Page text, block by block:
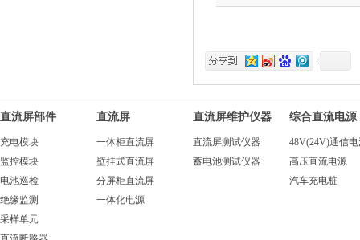
直流屏部件
充电模块
监控模块
电池巡检
绝缘监测
采样单元
直流屏
一体柜直流屏
壁挂式直流屏
分屏柜直流屏
一体化电源
直流屏维护仪器
直流屏测试仪器
蓄电池测试仪器
综合直流电源
48V(24V)通信
高压直流电源
汽车充电桩